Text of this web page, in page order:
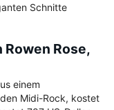
Schnitte
Rose,
einem
Midi-Rock, kostet